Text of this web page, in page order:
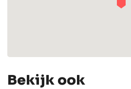
Bekijk ook